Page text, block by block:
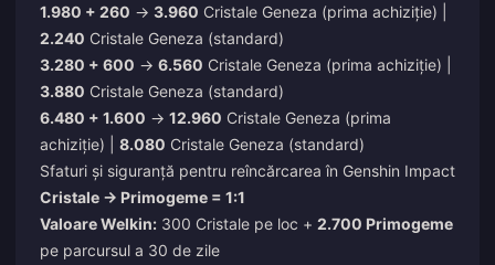
1.980 + 260 → 3.960 Cristale Geneza (prima achiziție) |
2.240 Cristale Geneza (standard)
3.280 + 600 → 6.560 Cristale Geneza (prima achiziție) |
3.880 Cristale Geneza (standard)
6.480 + 1.600 → 12.960 Cristale Geneza (prima
achiziție) | 8.080 Cristale Geneza (standard)
Sfaturi și siguranță pentru reîncărcarea în Genshin Impact
Cristale → Primogeme = 1:1
Valoare Welkin: 300 Cristale pe loc + 2.700 Primogeme
pe parcursul a 30 de zile